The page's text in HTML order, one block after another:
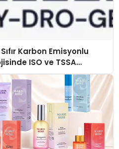
Karbon Emisyonlu
ISO ve TSSA